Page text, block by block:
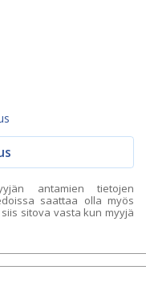
antamien tietojen
saattaa olla myös
sitova vasta kun myyjä